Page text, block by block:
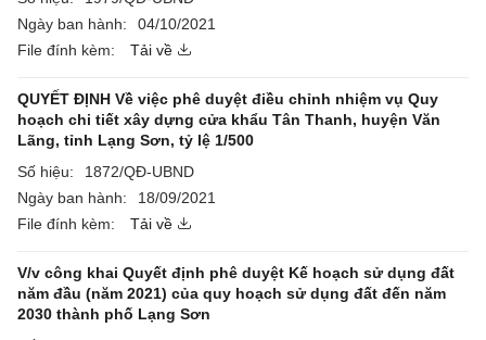
Ngày ban hành:
04/10/2021
File đính kèm:
Tải về
QUYẾT ĐỊNH Về việc phê duyệt điều chỉnh nhiệm vụ Quy
hoạch chi tiết xây dựng cửa khẩu Tân Thanh, huyện Văn
Lãng, tỉnh Lạng Sơn, tỷ lệ 1/500
Số hiệu:
1872/QĐ-UBND
Ngày ban hành:
18/09/2021
File đính kèm:
Tải về
V/v công khai Quyết định phê duyệt Kế hoạch sử dụng đất
năm đầu (năm 2021) của quy hoạch sử dụng đất đến năm
2030 thành phố Lạng Sơn